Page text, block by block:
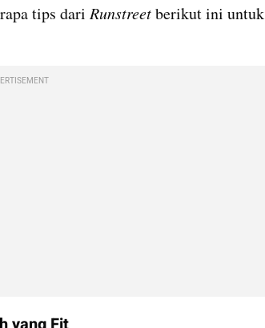
tips dari Runstreet berikut ini untuk